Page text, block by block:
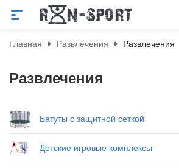
Главная Развлечения Развлечения
Развлечения
Батуты с защитной сеткой
Детские игровые комплексы